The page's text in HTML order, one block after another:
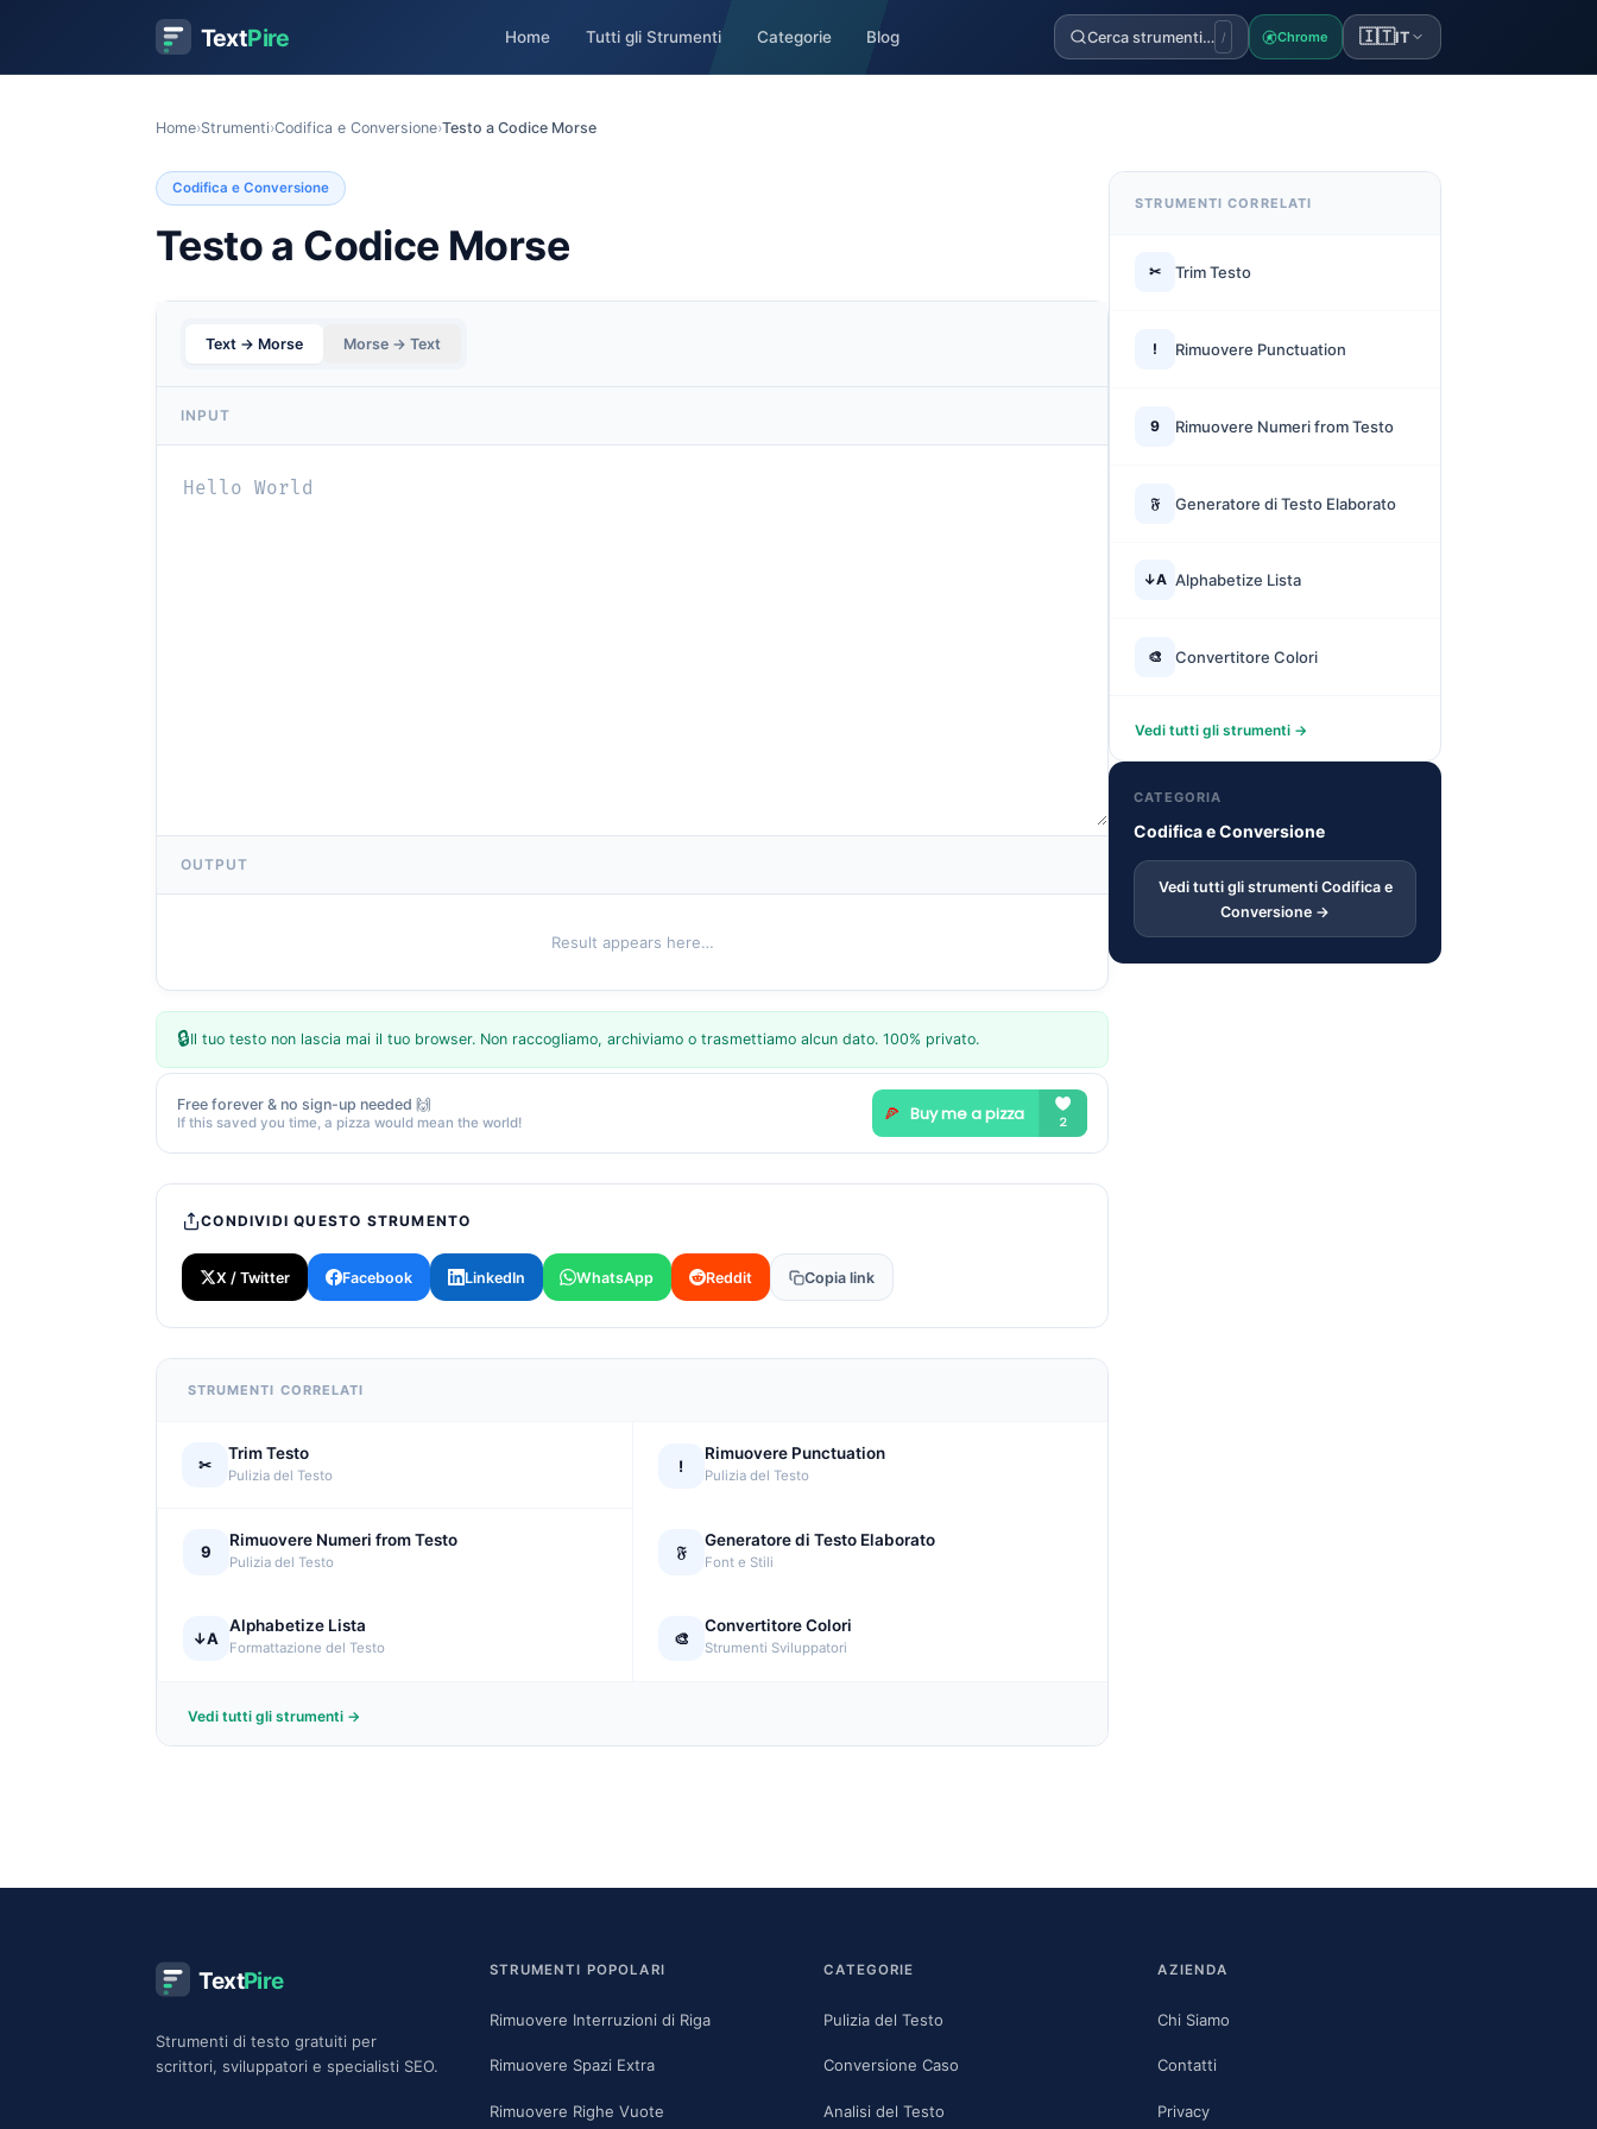
TextPire Home Tutti gli Strumenti Categorie Blog Cerca strumenti… / Chrome 🇮🇹IT
Home›Strumenti›Codifica e Conversione›Testo a Codice Morse
Codifica e Conversione
Testo a Codice Morse
Text → Morse Morse → Text
INPUT
OUTPUT
Result appears here…
🔒Il tuo testo non lascia mai il tuo browser. Non raccogliamo, archiviamo o trasmettiamo alcun dato. 100% privato.
Free forever & no sign-up needed 🙌
If this saved you time, a pizza would mean the world!
CONDIVIDI QUESTO STRUMENTO
X / Twitter Facebook LinkedIn WhatsApp Reddit Copia link
STRUMENTI CORRELATI
✂
Trim Testo
Pulizia del Testo
!
Rimuovere Punctuation
Pulizia del Testo
9
Rimuovere Numeri from Testo
Pulizia del Testo
𝔉
Generatore di Testo Elaborato
Font e Stili
↓A
Alphabetize Lista
Formattazione del Testo
🎨
Convertitore Colori
Strumenti Sviluppatori
Vedi tutti gli strumenti →
STRUMENTI CORRELATI
✂ Trim Testo
! Rimuovere Punctuation
9 Rimuovere Numeri from Testo
𝔉 Generatore di Testo Elaborato
↓A Alphabetize Lista
🎨 Convertitore Colori
Vedi tutti gli strumenti →
CATEGORIA
Codifica e Conversione
Vedi tutti gli strumenti Codifica e
Conversione →
TextPire
Strumenti di testo gratuiti per
scrittori, sviluppatori e specialisti SEO.
STRUMENTI POPOLARI
Rimuovere Interruzioni di Riga
Rimuovere Spazi Extra
Rimuovere Righe Vuote
CATEGORIE
Pulizia del Testo
Conversione Caso
Analisi del Testo
AZIENDA
Chi Siamo
Contatti
Privacy